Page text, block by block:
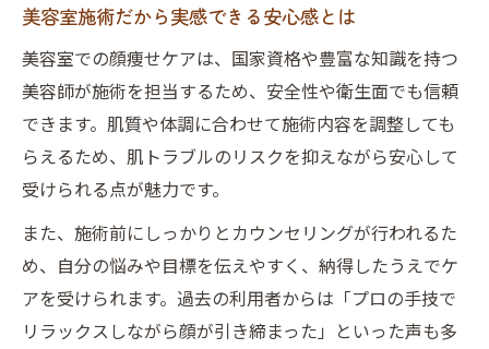
美容室施術だから実感できる安心感とは
美容室での顔痩せケアは、国家資格や豊富な知識を持つ
美容師が施術を担当するため、安全性や衛生面でも信頼
できます。肌質や体調に合わせて施術内容を調整しても
らえるため、肌トラブルのリスクを抑えながら安心して
受けられる点が魅力です。
また、施術前にしっかりとカウンセリングが行われるた
め、自分の悩みや目標を伝えやすく、納得したうえでケ
アを受けられます。過去の利用者からは「プロの手技で
リラックスしながら顔が引き締まった」といった声も多